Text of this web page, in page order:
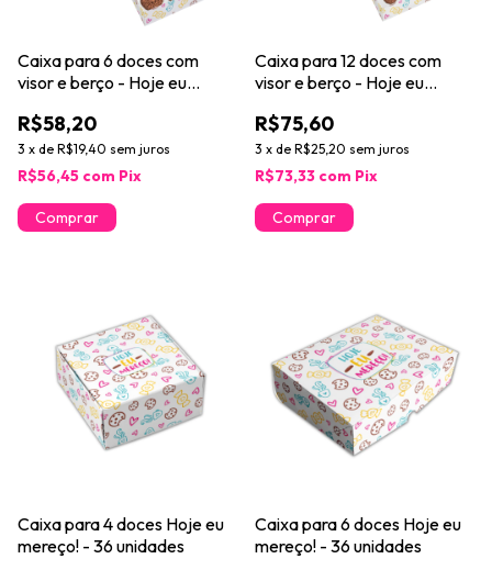
Caixa para 6 doces com
visor e berço - Hoje eu
R$58,20
3 x de R$19,40 sem juros
R$56,45 com Pix
Caixa para 12 doces com
visor e berço - Hoje eu
R$75,60
3 x de R$25,20 sem juros
R$73,33 com Pix
Caixa para 4 doces Hoje eu
mereço! - 36 unidades
Caixa para 6 doces Hoje eu
mereço! - 36 unidades